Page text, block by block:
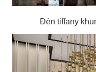
Đèn tiffany